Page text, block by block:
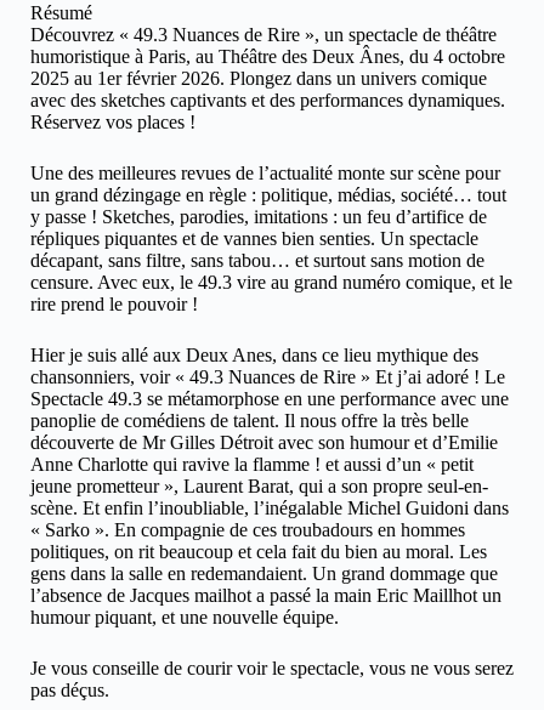
Résumé
Découvrez « 49.3 Nuances de Rire », un spectacle de théâtre
humoristique à Paris, au Théâtre des Deux Ânes, du 4 octobre
2025 au 1er février 2026. Plongez dans un univers comique
avec des sketches captivants et des performances dynamiques.
Réservez vos places !
Une des meilleures revues de l’actualité monte sur scène pour
un grand dézingage en règle : politique, médias, société… tout
y passe ! Sketches, parodies, imitations : un feu d’artifice de
répliques piquantes et de vannes bien senties. Un spectacle
décapant, sans filtre, sans tabou… et surtout sans motion de
censure. Avec eux, le 49.3 vire au grand numéro comique, et le
rire prend le pouvoir !
Hier je suis allé aux Deux Anes, dans ce lieu mythique des
chansonniers, voir « 49.3 Nuances de Rire » Et j’ai adoré ! Le
Spectacle 49.3 se métamorphose en une performance avec une
panoplie de comédiens de talent. Il nous offre la très belle
découverte de Mr Gilles Détroit avec son humour et d’Emilie
Anne Charlotte qui ravive la flamme ! et aussi d’un « petit
jeune prometteur », Laurent Barat, qui a son propre seul-en-
scène. Et enfin l’inoubliable, l’inégalable Michel Guidoni dans
« Sarko ». En compagnie de ces troubadours en hommes
politiques, on rit beaucoup et cela fait du bien au moral. Les
gens dans la salle en redemandaient. Un grand dommage que
l’absence de Jacques mailhot a passé la main Eric Maillhot un
humour piquant, et une nouvelle équipe.
Je vous conseille de courir voir le spectacle, vous ne vous serez
pas déçus.